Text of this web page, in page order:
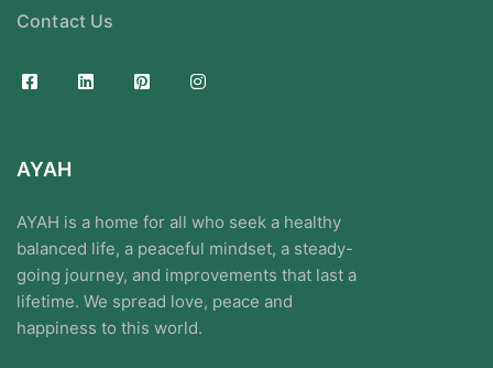
Contact Us
AYAH
AYAH is a home for all who seek a healthy
balanced life, a peaceful mindset, a steady-
going journey, and improvements that last a
lifetime. We spread love, peace and
happiness to this world.